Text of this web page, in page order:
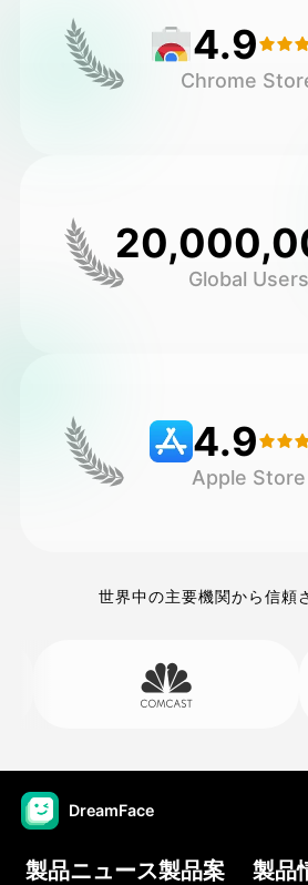
4.9
Chrome
Global Users
4.9
Apple Store
世界中の主要機関から信頼
DreamFace
製品ニュース製品案
製品